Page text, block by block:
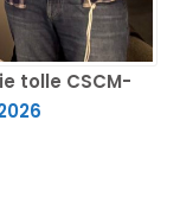
tolle CSCM-